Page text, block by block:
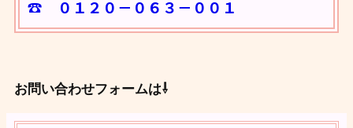
☎ ０１２０－０６３－００１
お問い合わせフォームは⇩